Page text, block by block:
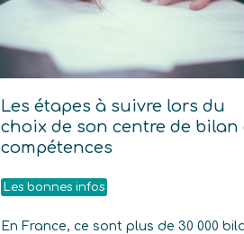
Les étapes à suivre lors du
choix de son centre de bilan
compétences
Les bonnes infos
En France, ce sont plus de 30 000